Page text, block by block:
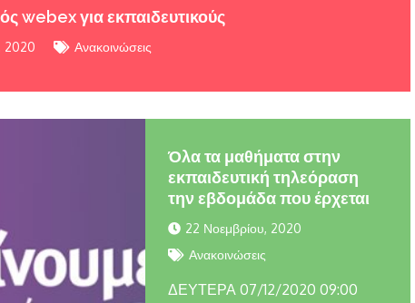
webex για εκπαιδευτικούς
2020 Ανακοινώσεις
Όλα τα μαθήματα στην
εκπαιδευτική τηλεόραση
την εβδομάδα που έρχεται
22 Νοεμβρίου, 2020
Ανακοινώσεις
ΔΕΥΤΕΡΑ 07/12/2020 09:00